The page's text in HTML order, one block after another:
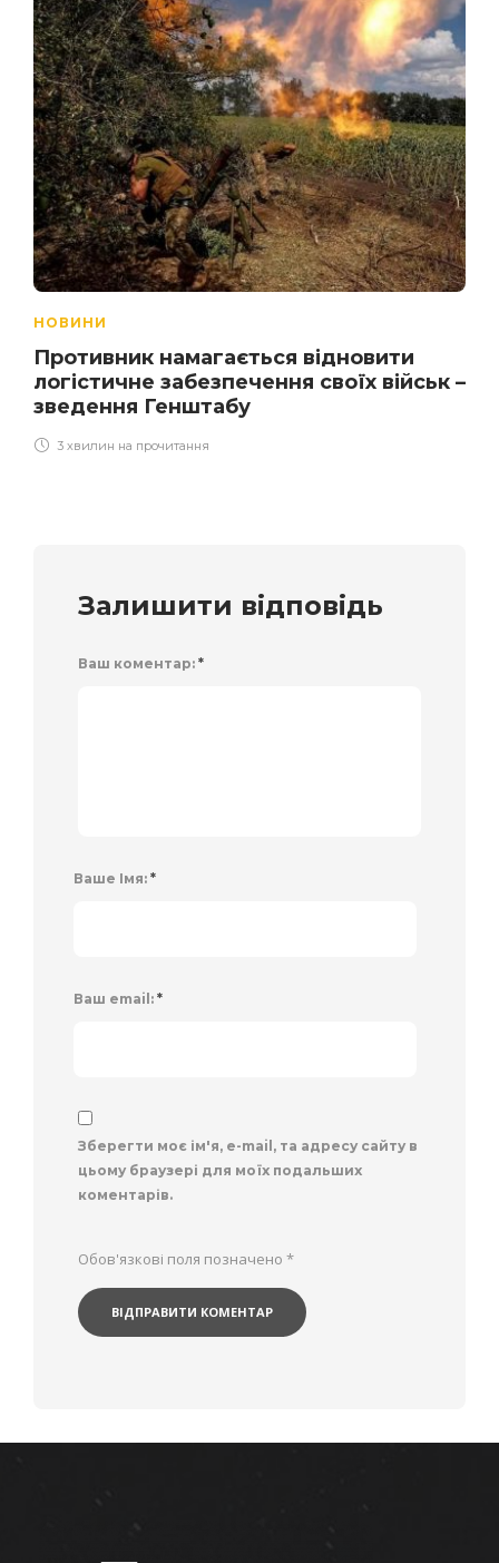
НОВИНИ
Противник намагається відновити
логістичне забезпечення своїх військ –
зведення Генштабу
3 хвилин на прочитання
Залишити відповідь
Ваш коментар: *
Ваше Імя: *
Ваш email: *
Зберегти моє ім'я, e-mail, та адресу сайту в
цьому браузері для моїх подальших
коментарів.
Обов'язкові поля позначено *